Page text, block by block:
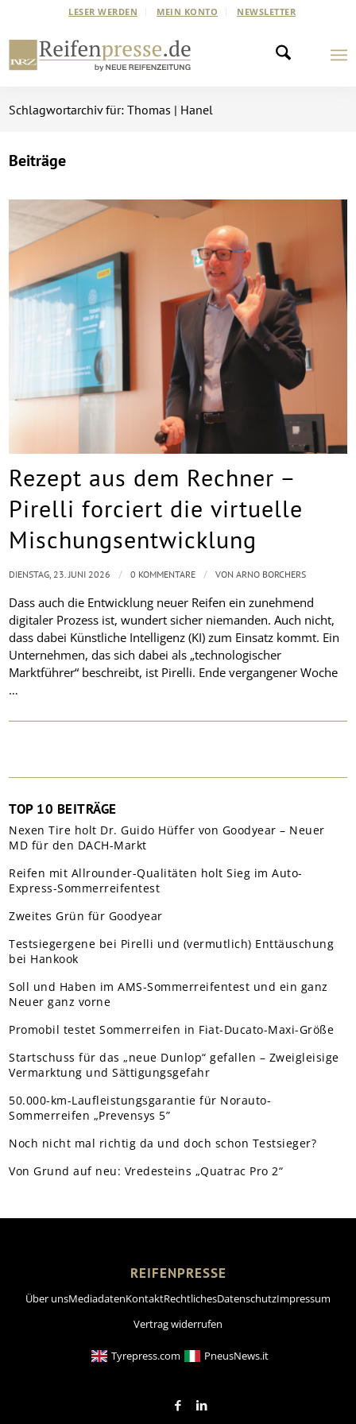
LESER WERDEN MEIN KONTO NEWSLETTER
Schlagwortarchiv für: Thomas | Hanel
Beiträge
Rezept aus dem Rechner –
Pirelli forciert die virtuelle
Mischungsentwicklung
Dass auch die Entwicklung neuer Reifen ein zunehmend
digitaler Prozess ist, wundert sicher niemanden. Auch nicht,
dass dabei Künstliche Intelligenz (KI) zum Einsatz kommt. Ein
Unternehmen, das sich dabei als „technologischer
Marktführer“ beschreibt, ist Pirelli. Ende vergangener Woche
…
DIENSTAG, 23. JUNI 2026 / 0 KOMMENTARE / VONARNO BORCHERS
TOP 10 BEITRÄGE
Nexen Tire holt Dr. Guido Hüffer von Goodyear – Neuer
MD für den DACH-Markt
Reifen mit Allrounder-Qualitäten holt Sieg im Auto-
Express-Sommerreifentest
Zweites Grün für Goodyear
Testsiegergene bei Pirelli und (vermutlich) Enttäuschung
bei Hankook
Soll und Haben im AMS-Sommerreifentest und ein ganz
Neuer ganz vorne
Promobil testet Sommerreifen in Fiat-Ducato-Maxi-Größe
Startschuss für das „neue Dunlop“ gefallen – Zweigleisige
Vermarktung und Sättigungsgefahr
50.000-km-Laufleistungsgarantie für Norauto-
Sommerreifen „Prevensys 5”
Noch nicht mal richtig da und doch schon Testsieger?
Von Grund auf neu: Vredesteins „Quatrac Pro 2“
REIFENPRESSE
Über unsMediadatenKontaktRechtlichesDatenschutzImpressum
Vertrag widerrufen
Tyrepress.com PneusNews.it